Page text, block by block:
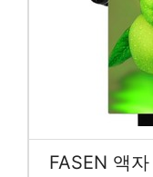
FASEN 액